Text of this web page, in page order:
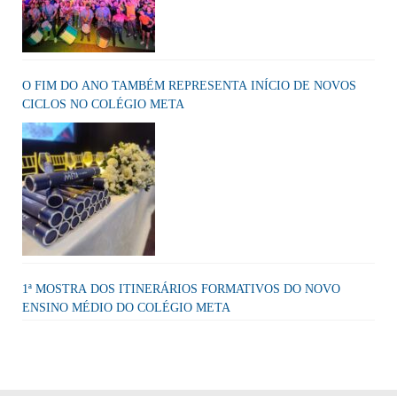
O FIM DO ANO TAMBÉM REPRESENTA INÍCIO DE NOVOS
CICLOS NO COLÉGIO META
1ª MOSTRA DOS ITINERÁRIOS FORMATIVOS DO NOVO
ENSINO MÉDIO DO COLÉGIO META